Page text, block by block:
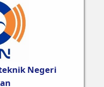
Negeri